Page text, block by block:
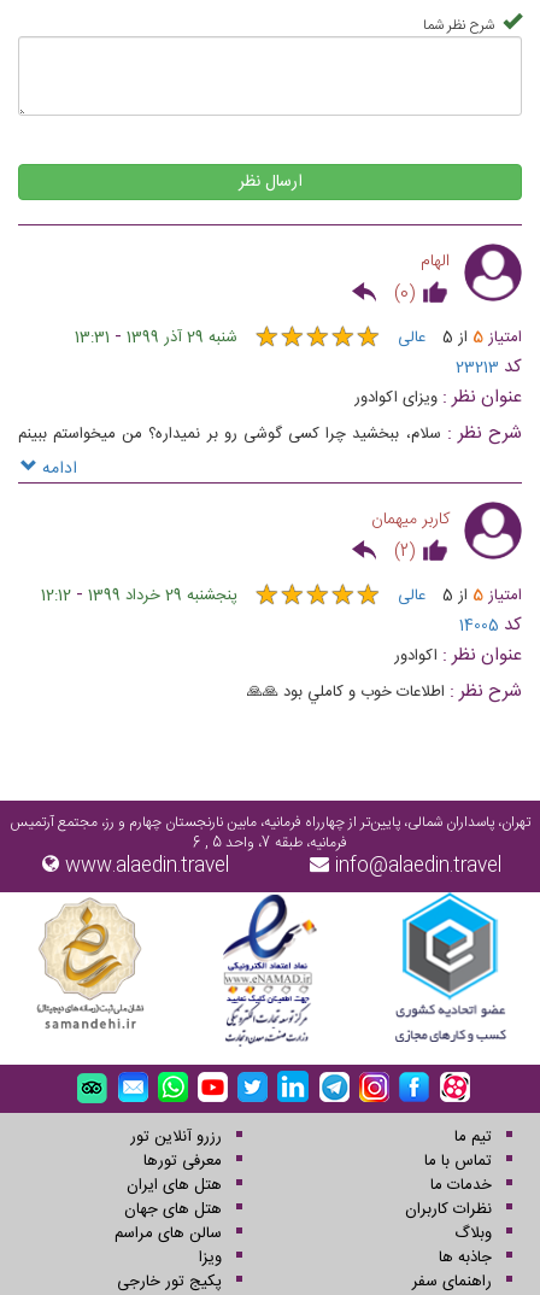
شرح نظر شما
ارسال نظر
الهام
(
0
)
امتیاز5 از 5 عالی ★★★★★
★★★★★ شنبه 29 آذر 1399 -
13:31
کد 23213
عنوان نظر : ویزای اکوادور
شرح نظر : سلام، ببخشید چرا کسی گوشی رو بر نمیداره؟ من میخواستم ببینم
کی میتونم بیام برای ویزای توریستی اقدام کنم؟ و اینکه بلیط برگشت به کشور
ادامه
کاربر میهمان
(
2
)
امتیاز5 از 5 عالی ★★★★★
★★★★★ پنجشنبه 29 خرداد 1399 -
12:12
کد 14005
عنوان نظر : اكوادور
شرح نظر : اطلاعات خوب و كاملي بود 🙏🙏
تهران، پاسداران شمالی، پایین‌تر از چهارراه فرمانیه، مابین نارنجستان چهارم و رز، مجتمع آرتمیس
فرمانیه، طبقه 7، واحد 5 , 6
info@alaedin.travel
www.alaedin.travel
تیم ما
تماس با ما
خدمات ما
نظرات کاربران
وبلاگ
جاذبه ها
راهنمای سفر
رزرو آنلاین تور
معرفی تورها
هتل های ایران
هتل های جهان
سالن های مراسم
ویزا
پکیج تور خارجی